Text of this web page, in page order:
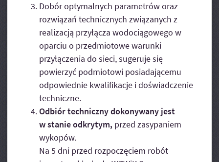
Dobór optymalnych parametrów oraz
rozwiązań technicznych związanych z
realizacją przyłącza wodociągowego w
oparciu o przedmiotowe warunki
przyłączenia do sieci, sugeruje się
powierzyć podmiotowi posiadającemu
odpowiednie kwalifikacje i doświadczenie
techniczne.
Odbiór techniczny dokonywany jest
w stanie odkrytym, przed zasypaniem
wykopów.
Na 5 dni przed rozpoczęciem robót